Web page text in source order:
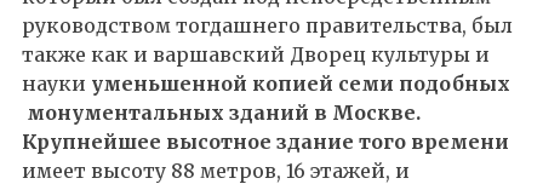
руководством тогдашнего правительства, был
также как и варшавский Дворец культуры и
науки уменьшенной копией семи подобных
монументальных зданий в Москве.
Крупнейшее высотное здание того времени
имеет высоту 88 метров, 16 этажей, и